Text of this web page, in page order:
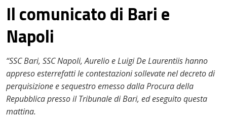
Il comunicato di Bari e
Napoli
“SSC Bari, SSC Napoli, Aurelio e Luigi De Laurentiis hanno
appreso esterrefatti le contestazioni sollevate nel decreto di
perquisizione e sequestro emesso dalla Procura della
Repubblica presso il Tribunale di Bari, ed eseguito questa
mattina.